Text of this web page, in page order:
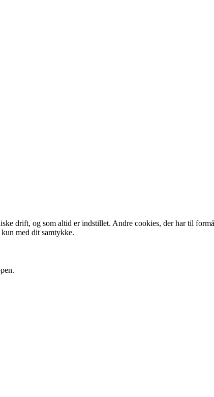
drift, og som altid er indstillet. Andre cookies, der har til
med dit samtykke.